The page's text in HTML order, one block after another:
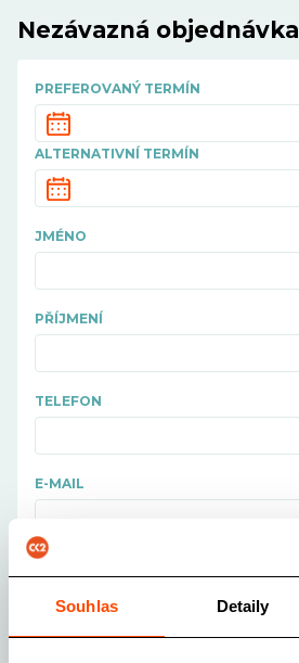
Souhlas Detaily
Nezávazná objednávka
PREFEROVANÝ TERMÍN
ALTERNATIVNÍ TERMÍN
JMÉNO
PŘÍJMENÍ
TELEFON
E-MAIL
Vyberte školu...